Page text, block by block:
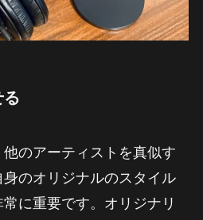
る
のアーティストを真似す
のオリジナルのスタイル
に重要です。オリジナリ